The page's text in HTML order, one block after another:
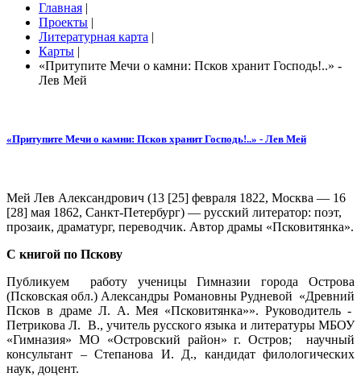
Главная |
Проекты |
Литературная карта |
Карты |
«Притупите Мечи о камни: Псков хранит Господь!..» -
Лев Мей
«Притупите Мечи о камни: Псков хранит Господь!..» - Лев Мей
Мей Лев Александрович (13 [25] февраля 1822, Москва — 16
[28] мая 1862, Санкт-Петербург) — русский литератор: поэт,
прозаик, драматург, переводчик. Автор драмы «Псковитянка».
С книгой по Пскову
Публикуем работу ученицы Гимназии города Острова
(Псковская обл.) Александры Романовны Рудневой «Древний
Псков в драме Л. А. Мея «Псковитянка»». Руководитель -
Петрикова Л. В., учитель русского языка и литературы МБОУ
«Гимназия» МО «Островский район» г. Остров; научный
консультант – Степанова И. Д., кандидат филологических
наук, доцент.